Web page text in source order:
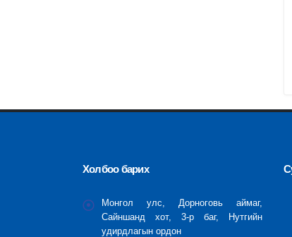
Холбоо барих
Монгол улс, Дорноговь аймаг,
Сайншанд хот, 3-р баг, Нутгийн
удирдлагын ордон